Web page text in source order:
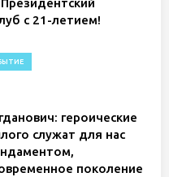
с 21-летием!
героические
служат для нас
поколение